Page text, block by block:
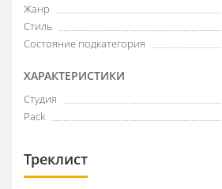
Жанр
Стиль
Состояние подкатегория
ХАРАКТЕРИСТИКИ
Студия
Pack
Треклист